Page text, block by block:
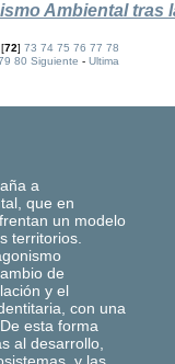
Ambiental tras
[72]73 74 75 76 77 78
80 Siguiente -Ultima
a
que en
un modelo
territorios.
de
y el
con una
esta forma
al desarrollo,